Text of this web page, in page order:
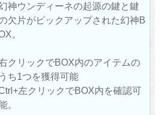
神ウンディーネの起源の鍵と鍵
欠片がピックアップされた幻神B
。
クリックでBOX内のアイテムの
うち1つを獲得可能
左クリックでBOX内を確認可
。